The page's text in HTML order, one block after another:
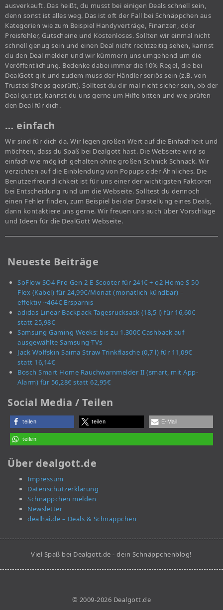
ausverkauft. Das heißt, du musst bei einigen Deals schnell sein,
denn sonst ist alles weg. Das ist oft der Fall bei Schnäppchen aus
Kategorien wie zum Beispiel Handyverträge, Finanzen, oder
Preisfehler, Gutscheine und Kostenloses. Sollten wir einmal nicht
schnell genug sein und einen Deal nicht rechtzeitig sehen, kannst
du den Deal melden und wir kümmern uns umgehend um die
Veröffentlichung. Bedenke dabei immer die 10% Regel, die bei
DealGott gilt und zudem muss der Händler seriös sein (z.B. von
Trusted Shops geprüft). Solltest du dir mal nicht sicher sein, ob der
Deal gut ist, kannst du uns gerne um Hilfe bitten und wie prüfen
den Deal für dich.
… einfach
Wir sind für dich da. Wir legen großen Wert auf die Einfachheit und
möchten, dass du Spaß bei Dealgott hast. Die Webseite wird so
einfach wie möglich gehalten ohne großen Schnick Schnack. Wir
verzichten auf die Einblendung von Popups oder Ähnliches. Die
Benutzerfreundlichkeit ist für uns einer der wichtigsten Faktoren
bei Entscheidung rund um die Webseite. Solltest du dennoch
einen Fehler finden, zum Beispiel bei der Darstellung eines Deals,
dann kontaktiere uns gerne. Wir freuen uns auch über Vorschläge
und Ideen für die DealGott Webseite.
Neueste Beiträge
SoFlow SO4 Pro Gen 2 E-Scooter für 241€ + o2 Home S 50
Flex (Kabel) für 24,99€/Monat (monatlich kündbar) –
effektiv ~464€ Ersparnis
adidas Linear Backpack Tagesrucksack (18,5 l) für 16,60€
statt 25,98€
Samsung Gaming Weeks: bis zu 1.300€ Cashback auf
ausgewählte Samsung-TVs
Jack Wolfskin Saima Straw Trinkflasche (0,7 l) für 11,09€
statt 16,14€
Bosch Smart Home Rauchwarnmelder II (smart, mit App-
Alarm) für 56,28€ statt 62,95€
Social Media / Teilen
teilen teilen E-Mail
teilen
Über dealgott.de
Impressum
Datenschutzerklärung
Schnäppchen melden
Newsletter
dealhai.de – Deals & Schnäppchen
Viel Spaß bei Dealgott.de - dein Schnäppchenblog!
© 2009-2026 Dealgott.de